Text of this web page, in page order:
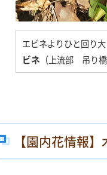
エビネよりひと回り
ビネ （上流部 吊り
【園内花情報